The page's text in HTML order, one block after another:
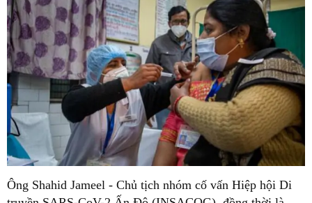
Ông Shahid Jameel - Chủ tịch nhóm cố vấn Hiệp hội Di